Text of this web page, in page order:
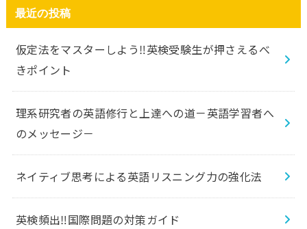
最近の投稿
仮定法をマスターしよう‼️英検受験生が押さえるべ
きポイント
理系研究者の英語修行と上達への道－英語学習者へ
のメッセージ－
ネイティブ思考による英語リスニング力の強化法
英検頻出‼️国際問題の対策ガイド